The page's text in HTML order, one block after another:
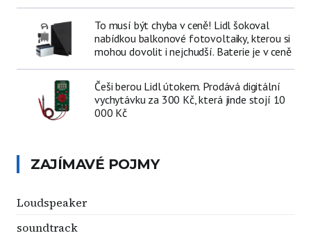
To musí být chyba v ceně! Lidl šokoval
nabídkou balkonové fotovoltaiky, kterou si
mohou dovolit i nejchudší. Baterie je v ceně
Češi berou Lidl útokem. Prodává digitální
vychytávku za 300 Kč, která jinde stojí 10
000 Kč
ZAJÍMAVÉ POJMY
Loudspeaker
soundtrack